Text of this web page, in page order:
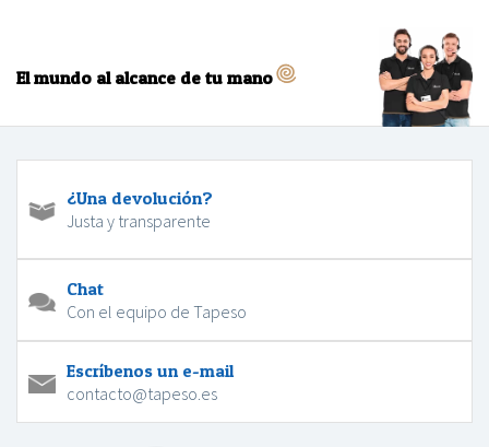
El mundo al alcance de tu mano
¿Una devolución?
Justa y transparente
Chat
Con el equipo de Tapeso
Escríbenos un e-mail
contacto@tapeso.es